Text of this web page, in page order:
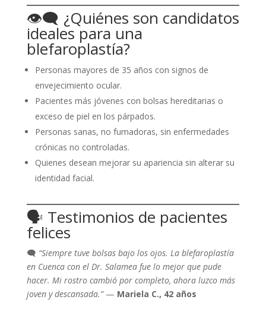
👁️‍🗨️ ¿Quiénes son candidatos
ideales para una
blefaroplastía?
Personas mayores de 35 años con signos de
envejecimiento ocular.
Pacientes más jóvenes con bolsas hereditarias o
exceso de piel en los párpados.
Personas sanas, no fumadoras, sin enfermedades
crónicas no controladas.
Quienes desean mejorar su apariencia sin alterar su
identidad facial.
🗣️ Testimonios de pacientes
felices
🗨️ “Siempre tuve bolsas bajo los ojos. La blefaroplastía
en Cuenca con el Dr. Salamea fue lo mejor que pude
hacer. Mi rostro cambió por completo, ahora luzco más
joven y descansada.”— Mariela C., 42 años